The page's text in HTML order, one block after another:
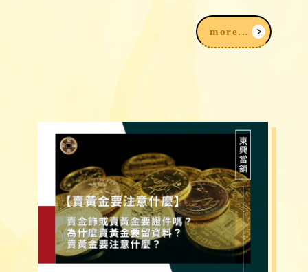
免留車借款差異快速看！
more...